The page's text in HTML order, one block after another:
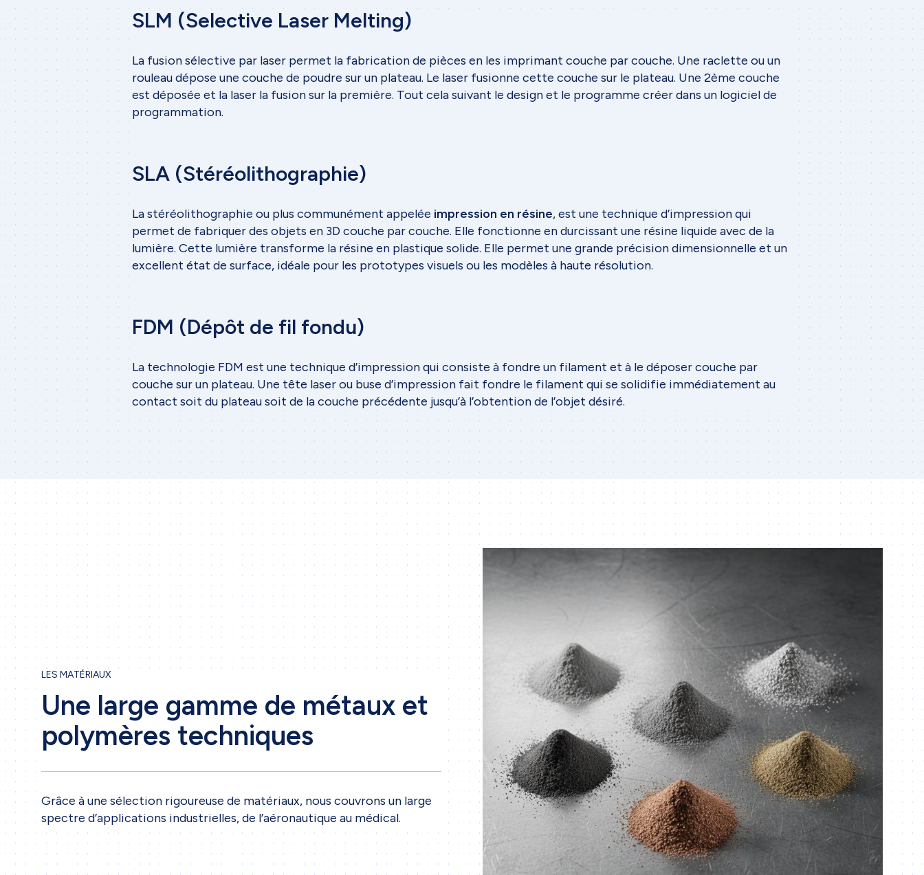
Méthodologie de travail
Etapes de projet
Collaboration
Outils & logiciels
Contact
Formulaire de contact
SLM (Selective Laser Melting)
La fusion sélective par laser permet la fabrication de pièces en les imprimant couche par couche. Une raclette ou un
rouleau dépose une couche de poudre sur un plateau. Le laser fusionne cette couche sur le plateau. Une 2ème couche
est déposée et la laser la fusion sur la première. Tout cela suivant le design et le programme créer dans un logiciel de
programmation.
SLA (Stéréolithographie)
La stéréolithographie ou plus communément appelée impression en résine, est une technique d’impression qui
permet de fabriquer des objets en 3D couche par couche. Elle fonctionne en durcissant une résine liquide avec de la
lumière. Cette lumière transforme la résine en plastique solide. Elle permet une grande précision dimensionnelle et un
excellent état de surface, idéale pour les prototypes visuels ou les modèles à haute résolution.
FDM (Dépôt de fil fondu)
La technologie FDM est une technique d’impression qui consiste à fondre un filament et à le déposer couche par
couche sur un plateau. Une tête laser ou buse d’impression fait fondre le filament qui se solidifie immédiatement au
contact soit du plateau soit de la couche précédente jusqu’à l’obtention de l’objet désiré.
LES MATÉRIAUX
Une large gamme de métaux et
polymères techniques
Grâce à une sélection rigoureuse de matériaux, nous couvrons un large
spectre d’applications industrielles, de l’aéronautique au médical.